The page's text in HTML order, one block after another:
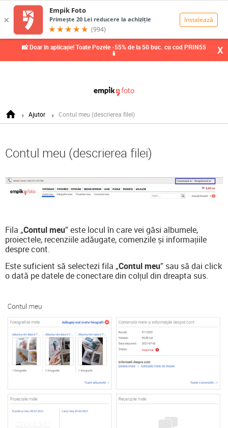
📸 Doar în aplicație! Toate Pozele -55% de la 50 buc. cu cod PRIN55
📱 X
Ajutor Contul meu (descrierea filei)
Contul meu (descrierea filei)
Fila „Contul meu” este locul în care vei găsi albumele,
proiectele, recenziile adăugate, comenzile și informațiile
despre cont.
Este suficient să selectezi fila „Contul meu” sau să dai click
o dată pe datele de conectare din colțul din dreapta sus.